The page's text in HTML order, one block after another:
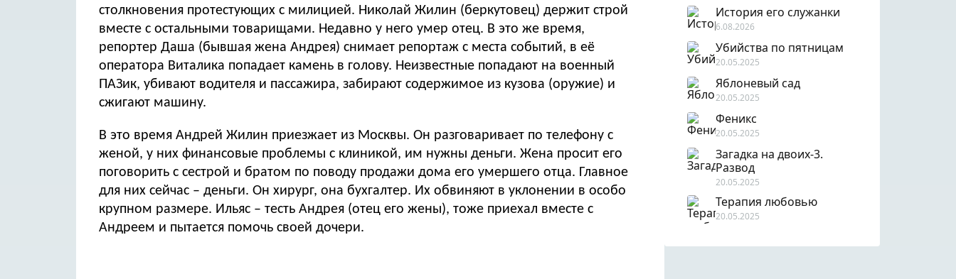
столкновения протестующих с милицией. Николай Жилин (беркутовец) держит строй
вместе с остальными товарищами. Недавно у него умер отец. В это же время,
репортер Даша (бывшая жена Андрея) снимает репортаж с места событий, в её
оператора Виталика попадает камень в голову. Неизвестные попадают на военный
ПАЗик, убивают водителя и пассажира, забирают содержимое из кузова (оружие) и
сжигают машину.
В это время Андрей Жилин приезжает из Москвы. Он разговаривает по телефону с
женой, у них финансовые проблемы с клиникой, им нужны деньги. Жена просит его
поговорить с сестрой и братом по поводу продажи дома его умершего отца. Главное
для них сейчас – деньги. Он хирург, она бухгалтер. Их обвиняют в уклонении в особо
крупном размере. Ильяс – тесть Андрея (отец его жены), тоже приехал вместе с
Андреем и пытается помочь своей дочери.
История его служанки
6.08.2026
Убийства по пятницам
20.05.2025
Яблоневый сад
20.05.2025
Феникс
20.05.2025
Загадка на двоих-3.
Развод
20.05.2025
Терапия любовью
20.05.2025